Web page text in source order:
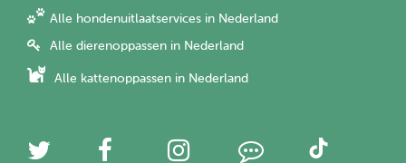
Alle hondenuitlaatservices in Nederland
Alle dierenoppassen in Nederland
Alle kattenoppassen in Nederland